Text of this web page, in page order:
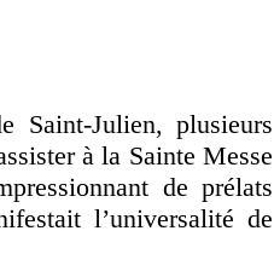
Saint-Julien, plusieurs
à la Sainte Messe
de prélats
l’universalité de